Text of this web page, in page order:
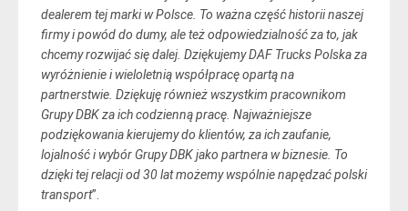
dealerem tej marki w Polsce. To ważna część historii naszej
firmy i powód do dumy, ale też odpowiedzialność za to, jak
chcemy rozwijać się dalej. Dziękujemy DAF Trucks Polska za
wyróżnienie i wieloletnią współpracę opartą na
partnerstwie. Dziękuję również wszystkim pracownikom
Grupy DBK za ich codzienną pracę. Najważniejsze
podziękowania kierujemy do klientów, za ich zaufanie,
lojalność i wybór Grupy DBK jako partnera w biznesie. To
dzięki tej relacji od 30 lat możemy wspólnie napędzać polski
transport”.